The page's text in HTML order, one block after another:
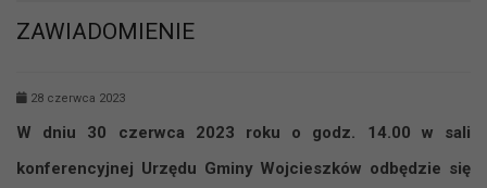
ZAWIADOMIENIE
28 czerwca 2023
W dniu 30 czerwca 2023 roku o godz. 14.00 w sali
konferencyjnej Urzędu Gminy Wojcieszków odbędzie się